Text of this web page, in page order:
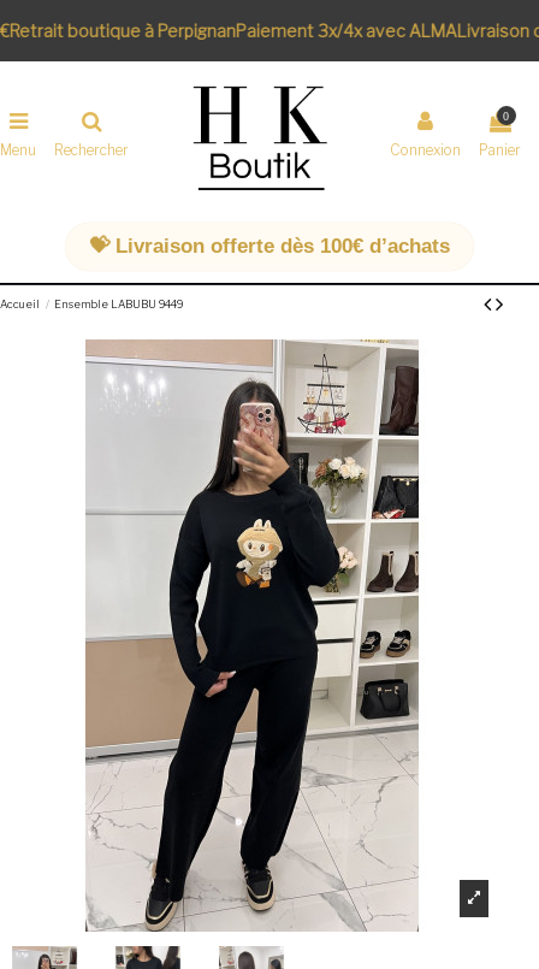
Retrait boutique à PerpignanPaiement 3x/4x avec ALMALivraison
Menu Rechercher Connexion
0
Panier
💝 Livraison offerte dès 100€ d’achats
Accueil Ensemble LABUBU 9449